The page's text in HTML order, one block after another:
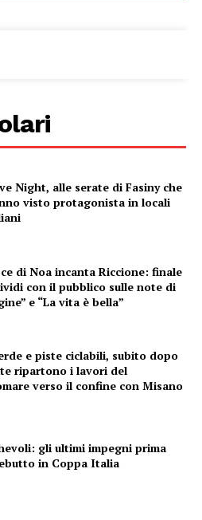
Night, alle serate di Fasiny che
visto protagonista in locali
di Noa incanta Riccione: finale
con il pubblico sulle note di
e “La vita è bella”
e piste ciclabili, subito dopo
ripartono i lavori del
verso il confine con Misano
gli ultimi impegni prima
in Coppa Italia